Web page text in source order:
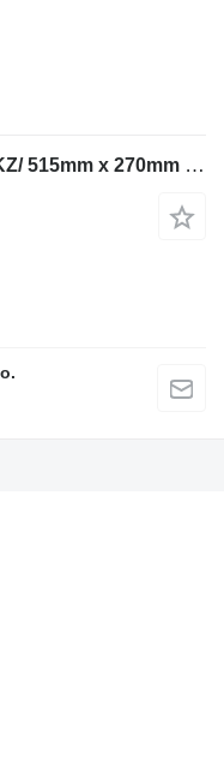
Olejový chladič AKG 0420 7330 KZ/ 515mm x 270mm x 95mm 0091.685.0000 na rýpadla